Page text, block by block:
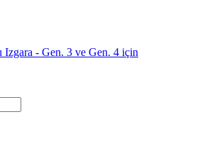
Izgara - Gen. 3 ve Gen. 4 için